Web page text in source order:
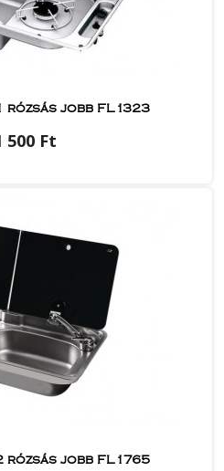
rózsás jobb FL1323
500 Ft
rózsás jobb FL1765